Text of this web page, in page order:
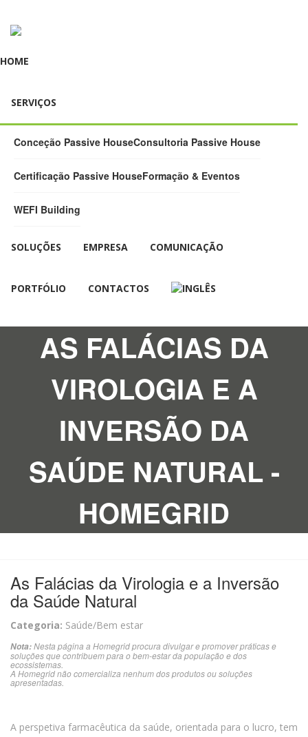
HOME
SERVIÇOS
Conceção Passive HouseConsultoria Passive House
Certificação Passive HouseFormação & Eventos
WEFI Building
SOLUÇÕES EMPRESA COMUNICAÇÃO
PORTFÓLIO CONTACTOS
AS FALÁCIAS DA
VIROLOGIA E A
INVERSÃO DA
SAÚDE NATURAL -
HOMEGRID
As Falácias da Virologia e a Inversão
da Saúde Natural
Categoria: Saúde/Bem estar
Nota:Nesta página a Homegrid procura divulgar e promover práticas e
soluções que contribuem para o bem-estar da população e dos
ecossistemas.
A Homegrid não comercializa nenhum dos produtos ou soluções
apresentadas.
A perspetiva farmacêutica da saúde, orientada para o lucro, tem